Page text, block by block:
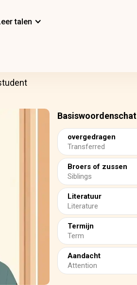
talen
Basiswoordenschat
overgedragen
Transferred
Broers of zussen
Siblings
Literatuur
Literature
Termijn
Term
Aandacht
Attention